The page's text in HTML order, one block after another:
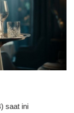
saat ini